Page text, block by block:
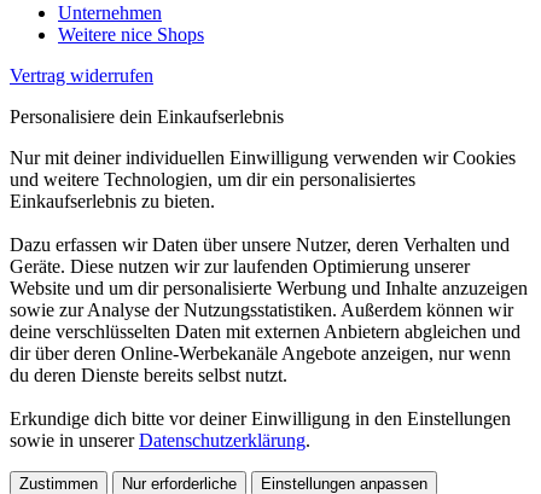
Unternehmen
Weitere nice Shops
Vertrag widerrufen
Personalisiere dein Einkaufserlebnis
Nur mit deiner individuellen Einwilligung verwenden wir Cookies
und weitere Technologien, um dir ein personalisiertes
Einkaufserlebnis zu bieten.
Dazu erfassen wir Daten über unsere Nutzer, deren Verhalten und
Geräte. Diese nutzen wir zur laufenden Optimierung unserer
Website und um dir personalisierte Werbung und Inhalte anzuzeigen
sowie zur Analyse der Nutzungsstatistiken. Außerdem können wir
deine verschlüsselten Daten mit externen Anbietern abgleichen und
dir über deren Online-Werbekanäle Angebote anzeigen, nur wenn
du deren Dienste bereits selbst nutzt.
Erkundige dich bitte vor deiner Einwilligung in den Einstellungen
sowie in unsererDatenschutzerklärung.
Zustimmen Nur erforderliche Einstellungen anpassen